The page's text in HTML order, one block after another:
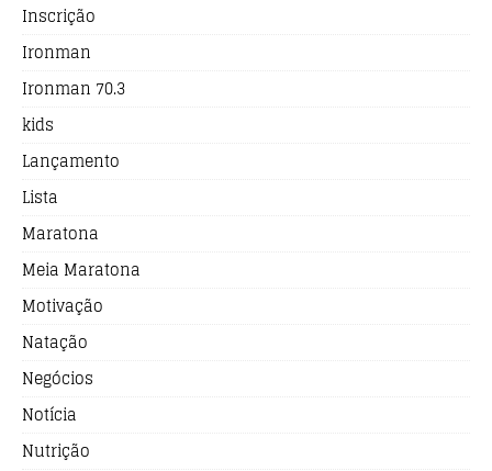
Inscrição
Ironman
Ironman 70.3
kids
Lançamento
Lista
Maratona
Meia Maratona
Motivação
Natação
Negócios
Notícia
Nutrição